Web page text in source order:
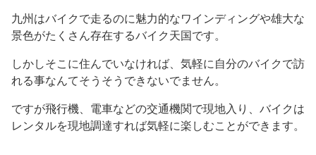
九州はバイクで走るのに魅力的なワインディングや雄大な
景色がたくさん存在するバイク天国です。
しかしそこに住んでいなければ、気軽に自分のバイクで訪
れる事なんてそうそうできないでません。
ですが飛行機、電車などの交通機関で現地入り、バイクは
レンタルを現地調達すれば気軽に楽しむことができます。